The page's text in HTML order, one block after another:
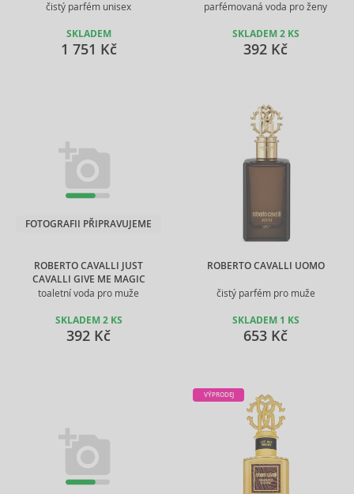
čistý parfém unisex
SKLADEM
1 751 Kč
parfémovaná voda pro ženy
SKLADEM 2 KS
392 Kč
ROBERTO CAVALLI JUST
CAVALLI GIVE ME MAGIC
toaletní voda pro muže
FOTOGRAFII PŘIPRAVUJEME
SKLADEM 2 KS
392 Kč
ROBERTO CAVALLI UOMO
čistý parfém pro muže
SKLADEM 1 KS
653 Kč
VÝPRODEJ